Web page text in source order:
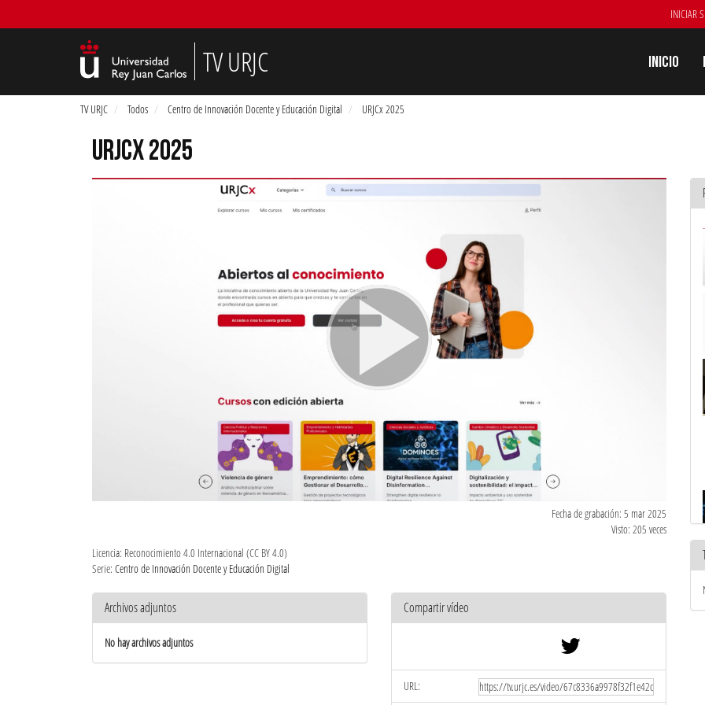
INICIAR
TV URJC Inicio
TV URJC Todos Centro de Innovación Docente y Educación Digital URJCx 2025
URJCX 2025
Fecha de grabación: 5 mar 2025
Visto: 205 veces
Licencia: Reconocimiento 4.0 Internacional (CC BY 4.0)
Serie: Centro de Innovación Docente y Educación Digital
Archivos adjuntos
No hay archivos adjuntos
Compartir vídeo
URL: